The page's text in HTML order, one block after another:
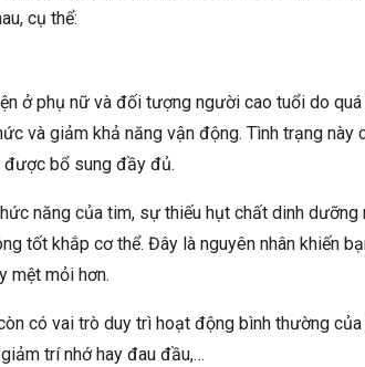
cụ thể:
ở phụ nữ và đối tượng người cao tuổi do
và giảm khả năng vận động. Tình trạng này
được bổ sung đầy đủ.
năng của tim, sự thiếu hụt chất dinh dưỡng
tốt khắp cơ thể. Đây là nguyên nhân khiến
mệt mỏi hơn.
có vai trò duy trì hoạt động bình thường
trí nhớ hay đau đầu,…